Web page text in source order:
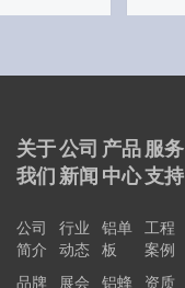
关于
我们
公司
简介
品牌
公司
新闻
行业
动态
展会
产品
中心
铝单
板
铝蜂
服务
支持
工程
案例
资质